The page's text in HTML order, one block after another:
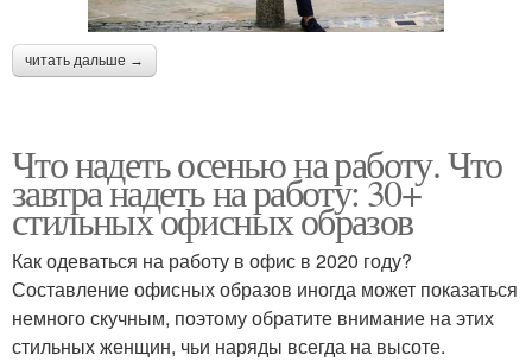
читать дальше →
Что надеть осенью на работу. Что
завтра надеть на работу: 30+
стильных офисных образов
Как одеваться на работу в офис в 2020 году?
Составление офисных образов иногда может показаться
немного скучным, поэтому обратите внимание на этих
стильных женщин, чьи наряды всегда на высоте.